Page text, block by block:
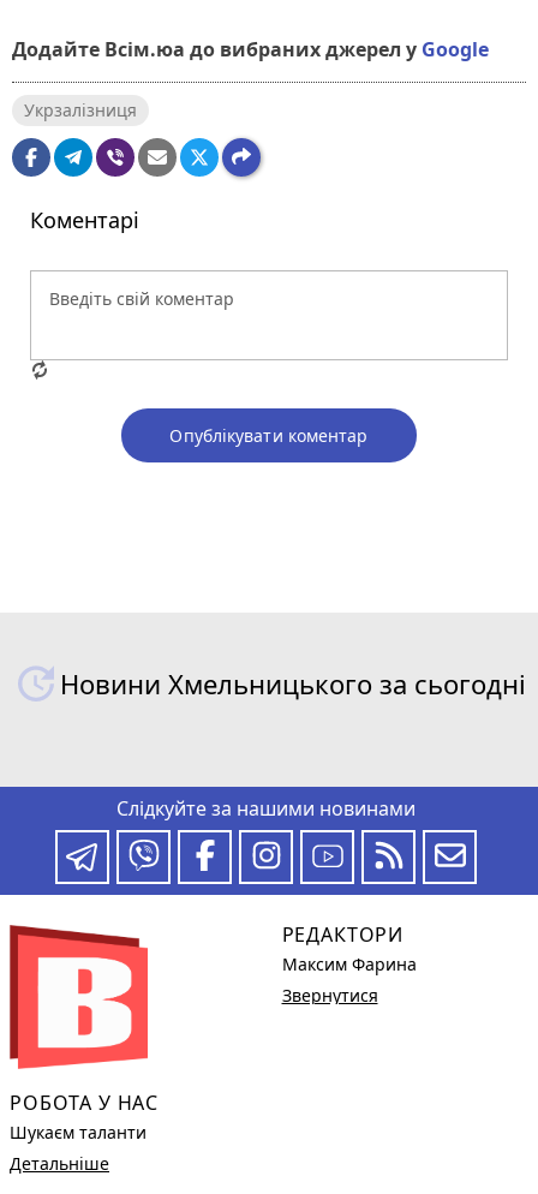
Додайте Всім.юа до вибраних джерел у Google
Укрзалізниця
Коментарі
Опублікувати коментар
Новини Хмельницького за сьогодні
Слідкуйте за нашими новинами
РОБОТА У НАС
Шукаєм таланти
Детальніше
РЕДАКТОРИ
Максим Фарина
Звернутися